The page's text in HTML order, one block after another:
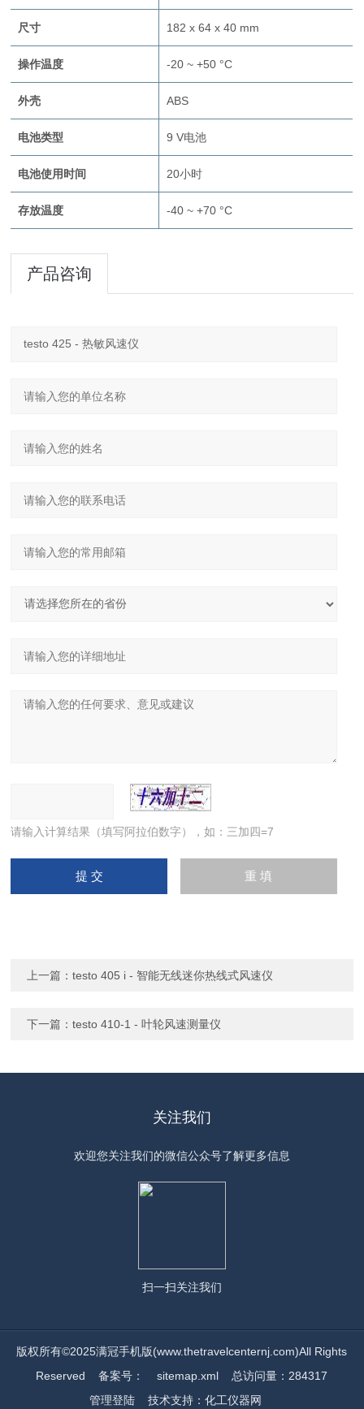
尺寸 182 x 64 x 40 mm
操作温度 -20 ~ +50 °C
外壳 ABS
电池类型 9 V电池
电池使用时间 20小时
存放温度 -40 ~ +70 °C
产品咨询
请输入计算结果（填写阿拉伯数字），如：三加四=7
上一篇：testo 405 i - 智能无线迷你热线式风速仪
下一篇：testo 410-1 - 叶轮风速测量仪
关注我们
欢迎您关注我们的微信公众号了解更多信息
扫一扫关注我们
版权所有©2025满冠手机版(www.thetravelcenternj.com)All Rights
Reserved备案号： sitemap.xml 总访问量：284317
管理登陆技术支持： 化工仪器网